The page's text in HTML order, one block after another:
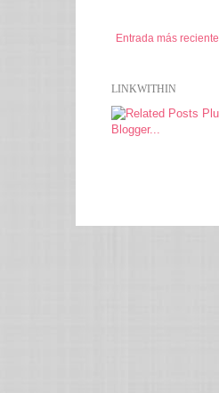
Entrada más reciente
LINKWITHIN